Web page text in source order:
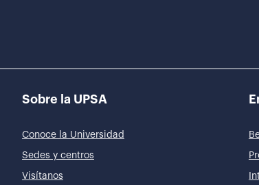
Sobre la UPSA
Conoce la Universidad
Sedes y centros
Visítanos